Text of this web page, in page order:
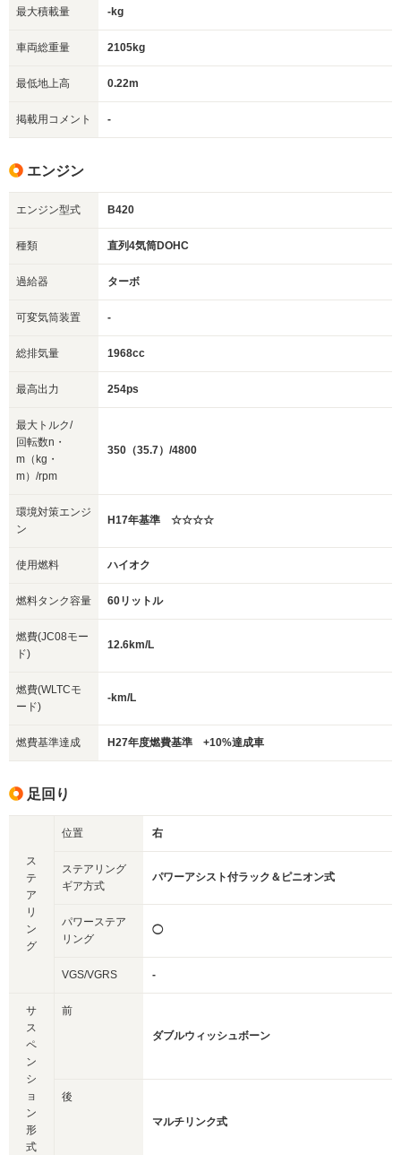
最大積載量 -kg
車両総重量 2105kg
最低地上高 0.22m
掲載用コメント -
エンジン
エンジン型式 B420
種類 直列4気筒DOHC
過給器 ターボ
可変気筒装置 -
総排気量 1968cc
最高出力 254ps
最大トルク/
回転数n・
m（kg・
m）/rpm
350（35.7）/4800
環境対策エンジ
ン
H17年基準 ☆☆☆☆
使用燃料 ハイオク
燃料タンク容量 60リットル
燃費(JC08モー
ド)
12.6km/L
燃費(WLTCモ
ード)
-km/L
燃費基準達成 H27年度燃費基準 +10%達成車
足回り
ス
テ
ア
リ
ン
グ
位置 右
ステアリング
ギア方式
パワーアシスト付ラック＆ピニオン式
パワーステア
リング
◯
VGS/VGRS -
サ
ス
ペ
ン
シ
ョ
ン
形
式
前
ダブルウィッシュボーン
後
マルチリンク式